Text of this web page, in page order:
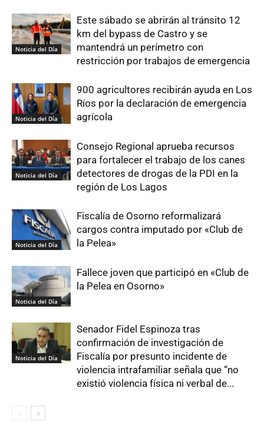
Noticia del Día
Este sábado se abrirán al tránsito 12
km del bypass de Castro y se
mantendrá un perímetro con
restricción por trabajos de emergencia
Noticia del Día
900 agricultores recibirán ayuda en Los
Ríos por la declaración de emergencia
agrícola
Noticia del Día
Consejo Regional aprueba recursos
para fortalecer el trabajo de los canes
detectores de drogas de la PDI en la
región de Los Lagos
Noticia del Día
Fiscalía de Osorno reformalizará
cargos contra imputado por «Club de
la Pelea»
Noticia del Día
Fallece joven que participó en «Club de
la Pelea en Osorno»
Noticia del Día
Senador Fidel Espinoza tras
confirmación de investigación de
Fiscalía por presunto incidente de
violencia intrafamiliar señala que “no
existió violencia física ni verbal de...